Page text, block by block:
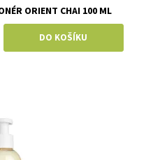
ORIENT CHAI 100 ML